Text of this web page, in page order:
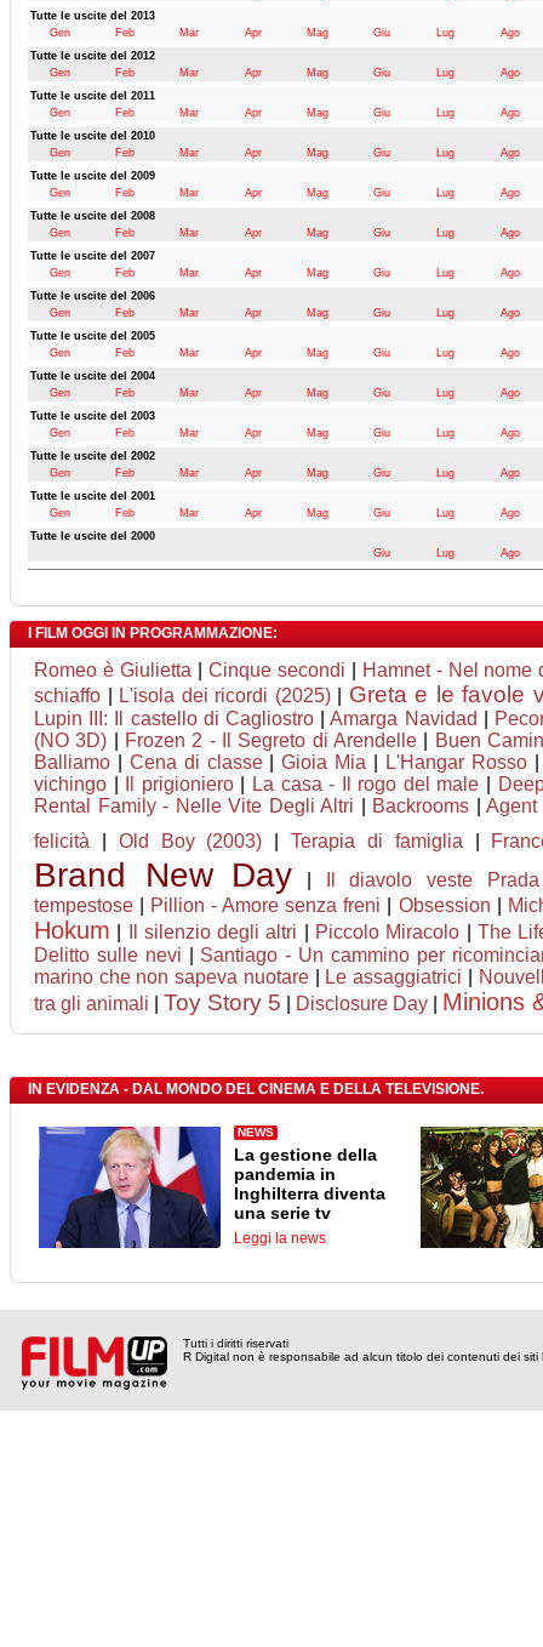
Tutte le uscite del 2013
Gen
Feb Mar Apr Mag Giu Lug
Ago
Tutte le uscite del 2012
Gen
Feb Mar Apr Mag Giu Lug
Ago
Tutte le uscite del 2011
Gen
Feb Mar Apr Mag Giu Lug
Ago
Tutte le uscite del 2010
Gen
Feb Mar Apr Mag Giu Lug
Ago
Tutte le uscite del 2009
Gen
Feb Mar Apr Mag Giu Lug
Ago
Tutte le uscite del 2008
Gen
Feb Mar Apr Mag Giu Lug
Ago
Tutte le uscite del 2007
Gen
Feb Mar Apr Mag Giu Lug
Ago
Tutte le uscite del 2006
Gen
Feb Mar Apr Mag Giu Lug
Ago
Tutte le uscite del 2005
Gen
Feb Mar Apr Mag Giu Lug
Ago
Tutte le uscite del 2004
Gen
Feb Mar Apr Mag Giu Lug
Ago
Tutte le uscite del 2003
Gen
Feb Mar Apr Mag Giu Lug
Ago
Tutte le uscite del 2002
Gen
Feb Mar Apr Mag Giu Lug
Ago
Tutte le uscite del 2001
Gen
Feb Mar Apr Mag Giu Lug
Ago
Tutte le uscite del 2000
Giu
Lug Ago
I FILM OGGI IN PROGRAMMAZIONE:
Romeo è Giulietta Cinque secondi
Hamnet - Nel nome
schiaffo
L'isola dei ricordi (2025)| Greta e le favole
Lupin III: Il castello di Cagliostro |Amarga Navidad
(NO 3D)
Frozen 2 - Il Segreto di Arendelle|
Buen
Balliamo
Cena di classe|Gioia Mia L'Hangar Rosso
vichingo
Il prigioniero| La casa - Il rogo del male
Rental Family - Nelle Vite Degli Altri
Backrooms |
felicità
Old Boy (2003) |Terapia di famiglia
Brand New Day
Il diavolo veste
tempestose
Pillion - Amore senza freni Obsession
Hokum Il silenzio degli altri Piccolo Miracolo
The
Delitto sulle nevi
Santiago - Un cammino per
marino che non sapeva nuotare| Le assaggiatrici
tra gli animali
Toy Story 5 Disclosure Day Minions
IN EVIDENZA - DAL MONDO DEL CINEMA E DELLA TELEVISIONE.
NEWS
La gestione della
pandemia in
Inghilterra diventa
una serie tv
Leggi la news
Tutti i diritti riservati
R Digital non è responsabile ad alcun titolo dei contenuti dei siti